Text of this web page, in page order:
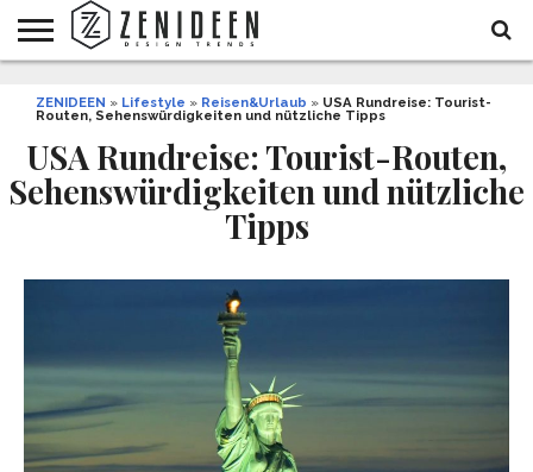
INNENDESIGN
ARCHITEKTUR
GARTEN
UND
LIFESTYLE
DEKO
&
DIY
STYLE
REZEPTE
GESUNDHEIT
WEIHNACHTEN
ZENIDEEN » Lifestyle » Reisen&Urlaub » USA Rundreise: Tourist-
Routen, Sehenswürdigkeiten und nützliche Tipps
USA Rundreise: Tourist-Routen,
Sehenswürdigkeiten und nützliche
Tipps